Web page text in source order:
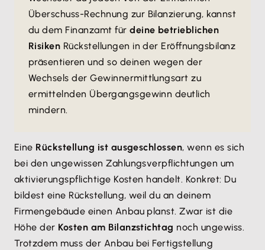
Überschuss-Rechnung zur Bilanzierung, kannst
du dem Finanzamt fürdeine betrieblichen
Risiken Rückstellungen in der Eröffnungsbilanz
präsentieren und so deinen wegen der
Wechsels der Gewinnermittlungsart zu
ermittelnden Übergangsgewinn deutlich
mindern.
Eine Rückstellung ist ausgeschlossen, wenn es sich
bei den ungewissen Zahlungsverpflichtungen um
aktivierungspflichtige Kosten handelt. Konkret: Du
bildest eine Rückstellung, weil du an deinem
Firmengebäude einen Anbau planst. Zwar ist die
Höhe der Kosten am Bilanzstichtag noch ungewiss.
Trotzdem muss der Anbau bei Fertigstellung